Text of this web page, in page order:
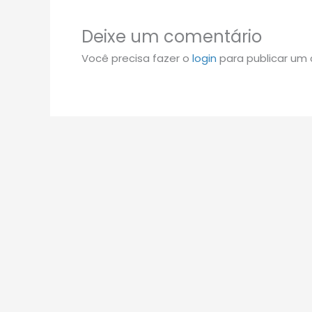
Deixe um comentário
Você precisa fazer o login para publicar um